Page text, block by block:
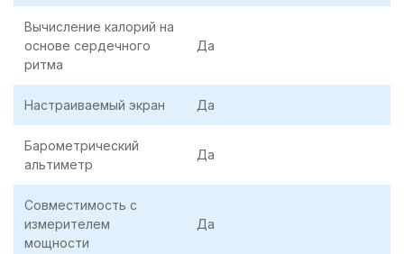
Вычисление калорий на
основе сердечного
ритма
Да
Настраиваемый экран Да
Барометрический
альтиметр
Да
Совместимость с
измерителем
мощности
Да